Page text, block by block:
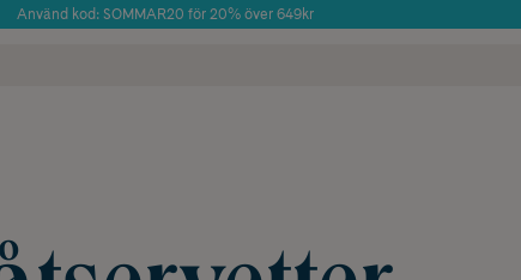
Använd kod: SOMMAR20 för 20% över 649kr